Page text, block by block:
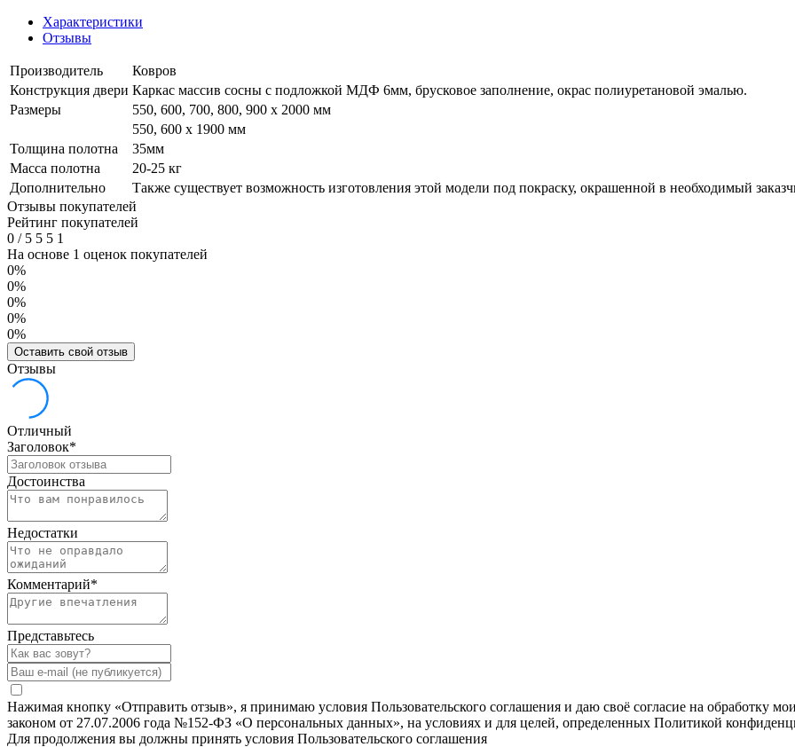
Характеристики
Отзывы
Производитель
Ковров
Конструкция двери Каркас массив сосны с подложкой МДФ 6мм, брусковое заполнение, окрас полиуретановой эмалью.
Размеры
550, 600, 700, 800, 900 x 2000 мм
550, 600 х 1900 мм
Толщина полотна
35мм
Масса полотна
20-25 кг
Дополнительно
Также существует возможность изготовления этой модели под покраску, окрашенной в необходимый
Отзывы покупателей
Рейтинг покупателей
0 /5 5 5 1
На основе 1 оценок покупателей
0%
0%
0%
0%
0%
Оставить свой отзыв
Отзывы
Отличный
Заголовок*
Достоинства
Недостатки
Комментарий*
Представьтесь
Нажимая кнопку «Отправить отзыв», я принимаю условия Пользовательского соглашения и даю своё согласие на обработку
законом от 27.07.2006 года №152-ФЗ «О персональных данных», на условиях и для целей, определенных Политикой
Для продолжения вы должны принять условия Пользовательского соглашения